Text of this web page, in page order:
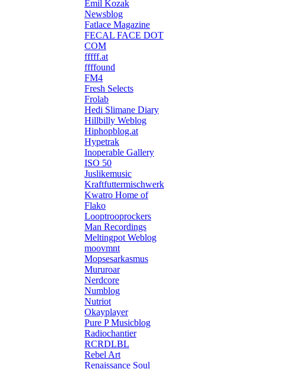
Emil Kozak
Newsblog
Fatlace Magazine
FECAL FACE DOT
COM
fffff.at
ffffound
FM4
Fresh Selects
Frolab
Hedi Slimane Diary
Hillbilly Weblog
Hiphopblog.at
Hypetrak
Inoperable Gallery
ISO 50
Juslikemusic
Kraftfuttermischwerk
Kwatro Home of
Flako
Looptrooprockers
Man Recordings
Meltingpot Weblog
moovmnt
Mopsesarkasmus
Mururoar
Nerdcore
Numblog
Nutriot
Okayplayer
Pure P Musicblog
Radiochantier
RCRDLBL
Rebel Art
Renaissance Soul